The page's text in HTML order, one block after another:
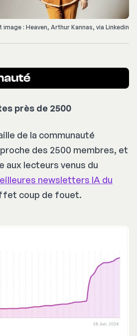
image : Heaven, Arthur Kannas, via Linkedin
près de 2500
de la communauté
des 2500 membres, et
aux lecteurs venus du
newsletters IA du
coup de fouet.